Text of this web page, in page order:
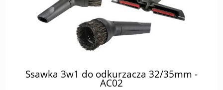
Ssawka 3w1 do odkurzacza 32/35mm -
AC02